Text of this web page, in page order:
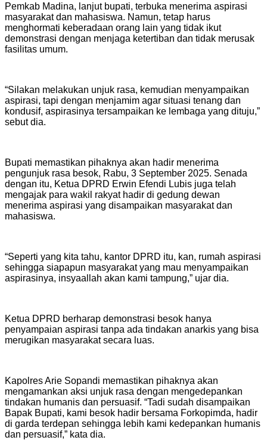
Pemkab Madina, lanjut bupati, terbuka menerima aspirasi
masyarakat dan mahasiswa. Namun, tetap harus
menghormati keberadaan orang lain yang tidak ikut
demonstrasi dengan menjaga ketertiban dan tidak merusak
fasilitas umum.
“Silakan melakukan unjuk rasa, kemudian menyampaikan
aspirasi, tapi dengan menjamim agar situasi tenang dan
kondusif, aspirasinya tersampaikan ke lembaga yang dituju,”
sebut dia.
Bupati memastikan pihaknya akan hadir menerima
pengunjuk rasa besok, Rabu, 3 September 2025. Senada
dengan itu, Ketua DPRD Erwin Efendi Lubis juga telah
mengajak para wakil rakyat hadir di gedung dewan
menerima aspirasi yang disampaikan masyarakat dan
mahasiswa.
“Seperti yang kita tahu, kantor DPRD itu, kan, rumah aspirasi
sehingga siapapun masyarakat yang mau menyampaikan
aspirasinya, insyaallah akan kami tampung,” ujar dia.
Ketua DPRD berharap demonstrasi besok hanya
penyampaian aspirasi tanpa ada tindakan anarkis yang bisa
merugikan masyarakat secara luas.
Kapolres Arie Sopandi memastikan pihaknya akan
mengamankan aksi unjuk rasa dengan mengedepankan
tindakan humanis dan persuasif. “Tadi sudah disampaikan
Bapak Bupati, kami besok hadir bersama Forkopimda, hadir
di garda terdepan sehingga lebih kami kedepankan humanis
dan persuasif,” kata dia.